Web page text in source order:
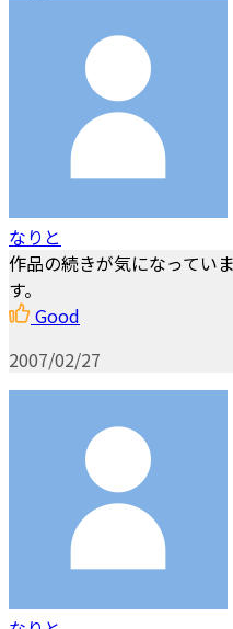
なりと
作品の続きが気になってい
す。
Good
2007/02/27